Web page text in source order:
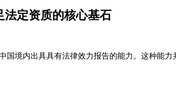
定资质的核心基石
国境内出具具有法律效力报告的能力。这种能